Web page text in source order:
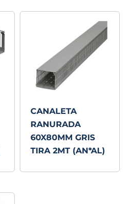
CANALETA
RANURADA
60X80MM GRIS
TIRA 2MT (AN*AL)